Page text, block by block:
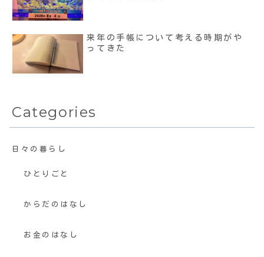
来年の手帳について考える時期がや
ってきた
Categories
日々の暮らし
ひとりごと
からだのはなし
お金のはなし